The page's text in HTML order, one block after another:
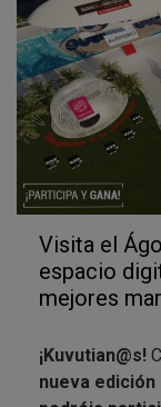
Visita el
espacio
mejores
¡Kuvutian@s!
nueva edición